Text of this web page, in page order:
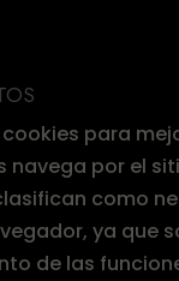
para
navega por el
como
ya que
de las